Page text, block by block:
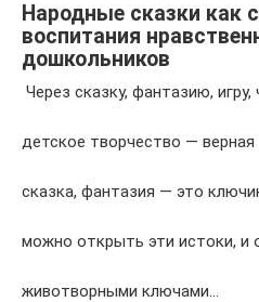
Народные сказки как
воспитания
дошкольников
Через сказку, фантазию,
детское творчество — верная
сказка, фантазия — это
можно открыть эти истоки, и
животворными ключами…